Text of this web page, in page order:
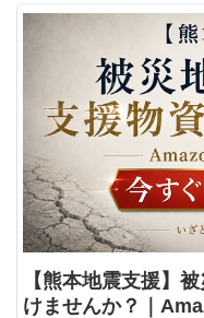
【熊本地震支援】
けませんか？｜